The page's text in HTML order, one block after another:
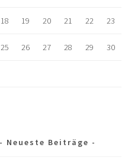
18 19 20 21 22 23
25 26 27 28 29 30
Neueste Beiträge